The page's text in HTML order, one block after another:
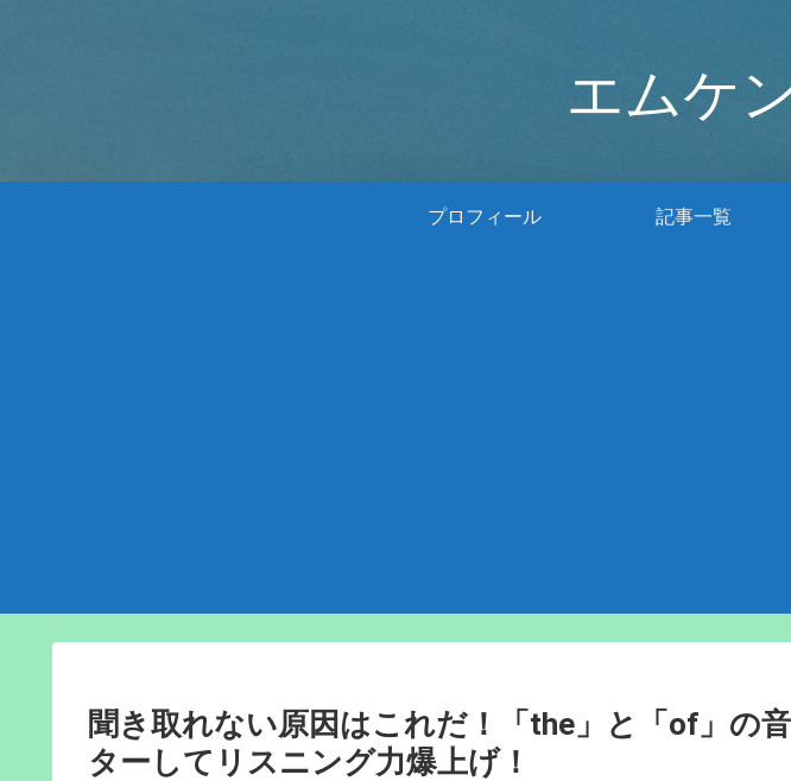
エムケ
プロフィール 記事一覧
聞き取れない原因はこれだ！「the」と「of」の
ターしてリスニング力爆上げ！